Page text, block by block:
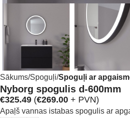
Sākums Spoguļi Spoguļi ar
Nyborg spogulis d-600mm
€325.49 (€269.00 + PVN)
Apaļš vannas istabas spogulis ar